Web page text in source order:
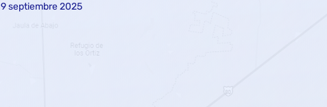
9 septiembre 2025